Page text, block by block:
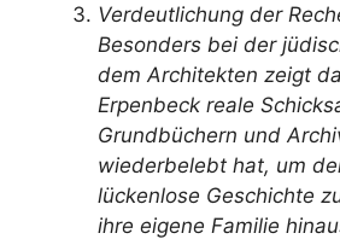
Verdeutlichung der
Besonders bei der
dem Architekten zeigt
Erpenbeck reale
Grundbüchern und
wiederbelebt hat, um
lückenlose Geschichte
ihre eigene Familie